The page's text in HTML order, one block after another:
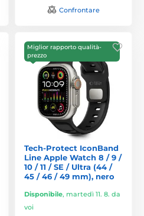
Confrontare
Miglior rapporto qualità-
prezzo
Tech-Protect IconBand
Line Apple Watch 8 / 9 /
10 / 11 / SE / Ultra (44 /
45 / 46 / 49 mm), nero
Disponibile, martedì 11. 8. da
voi